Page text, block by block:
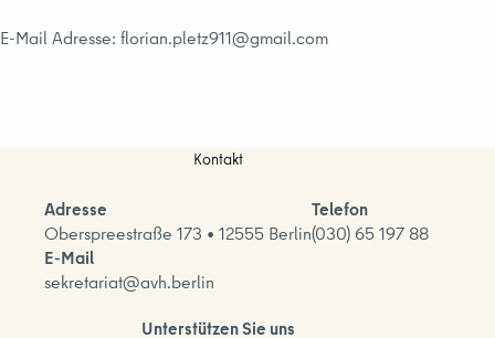
E-Mail Adresse: florian.pletz911@gmail.com
Kontakt
Adresse
Oberspreestraße 173 • 12555 Berlin
Telefon
(030) 65 197 88
E-Mail
sekretariat@avh.berlin
Unterstützen Sie uns